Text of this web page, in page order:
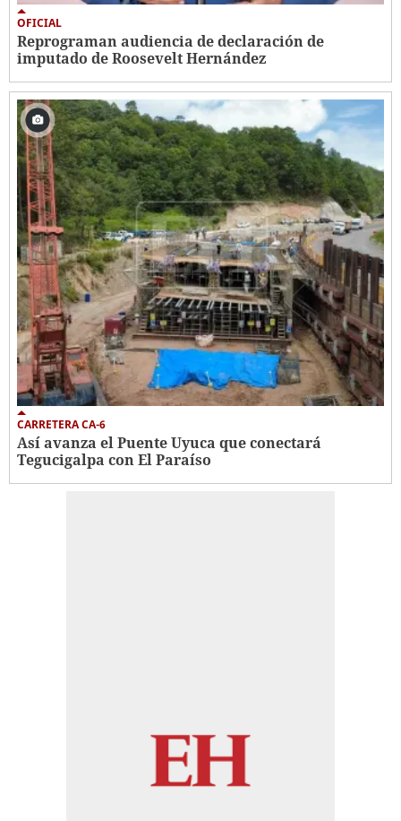
OFICIAL
Reprograman audiencia de declaración de
imputado de Roosevelt Hernández
CARRETERA CA-6
Así avanza el Puente Uyuca que conectará
Tegucigalpa con El Paraíso